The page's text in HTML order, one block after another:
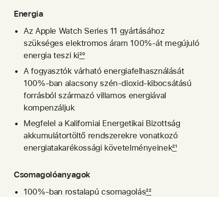
Energia
Az Apple Watch Series 11 gyártásához
szükséges elektromos áram 100%-át megújuló
energia teszi ki20
A fogyasztók várható energia­felhasz­ná­lá­sát
100%‑ban alacsony szén-dioxid-kibocsátású
forrásból származó villamos energiával
kompenzáljuk
Megfelel a Kaliforniai Energe­tikai Bizott­ság
akkumulátor­töltő rend­sze­rek­re vonatkozó
energia­takarékossági követel­ményeinek21
Csomagolóanyagok
100%-ban rostalapú csomagolás22